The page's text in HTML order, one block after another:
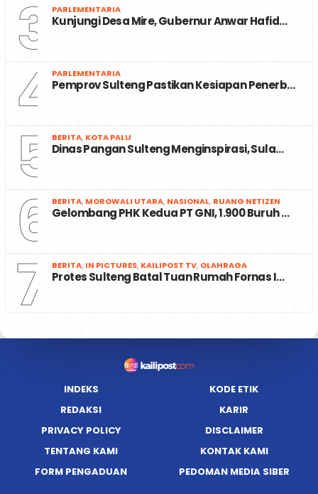
3 PARLEMENTARIA
Kunjungi Desa Mire, Gubernur Anwar Hafid…
4 PARLEMENTARIA
Pemprov Sulteng Pastikan Kesiapan Penerb…
5 BERITA, KOTA PALU
Dinas Pangan Sulteng Menginspirasi, Sula…
6 BERITA, MOROWALI UTARA, NASIONAL, RUANG NETIZEN
Gelombang PHK Kedua PT GNI, 1.900 Buruh …
7 BERITA, IN PICTURES, KAILIPOST TV, OLAHRAGA
Protes Sulteng Batal Tuan Rumah Fornas I…
INDEKS
KODE ETIK
REDAKSI
KARIR
PRIVACY POLICY
DISCLAIMER
TENTANG KAMI
KONTAK KAMI
FORM PENGADUAN
PEDOMAN MEDIA SIBER